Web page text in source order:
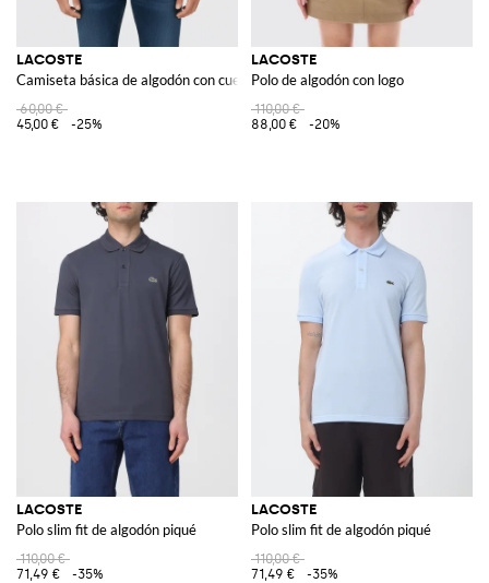
LACOSTE
Camiseta básica de algodón con cuello redondo
60,00 €
45,00 €
-25%
LACOSTE
Polo de algodón con logo
110,00 €
88,00 €
-20%
LACOSTE
Polo slim fit de algodón piqué
110,00 €
71,49 €
-35%
LACOSTE
Polo slim fit de algodón piqué
110,00 €
71,49 €
-35%